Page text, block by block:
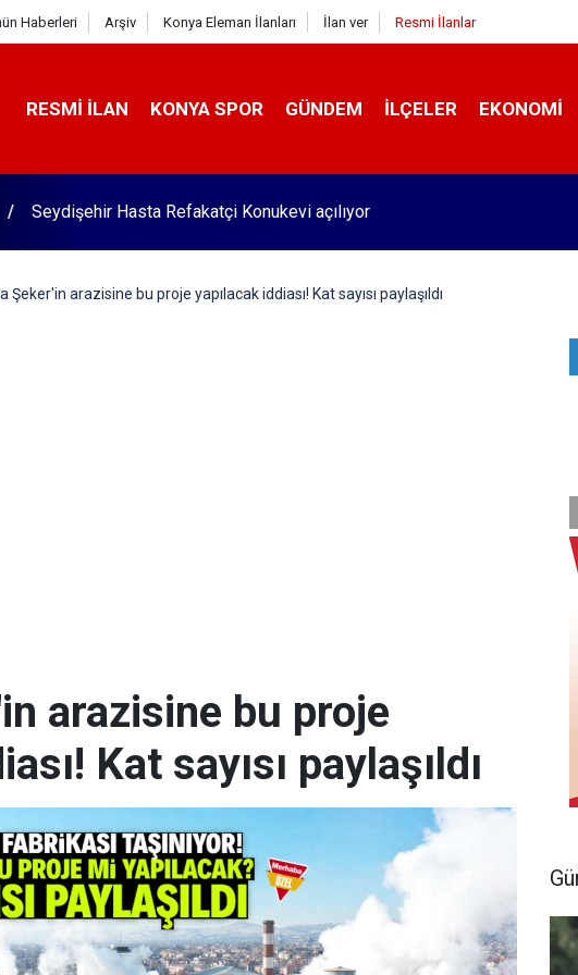
Haberleri Arşiv Konya Eleman İlanları İlan ver Resmi İlanlar
RESMI İLAN KONYA SPOR GÜNDEM İLÇELER EKONOMI
'Konya’da taşınması istenirken iş makinelerinin bozulduğu kabir!'
Şeker'in arazisine bu proje yapılacak iddiası! Kat sayısı paylaşıldı
arazisine bu proje
Kat sayısı paylaşıldı